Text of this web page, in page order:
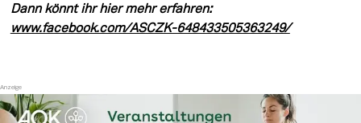
Dann könnt ihr hier mehr erfahren:
www.facebook.com/ASCZK-648433505363249/